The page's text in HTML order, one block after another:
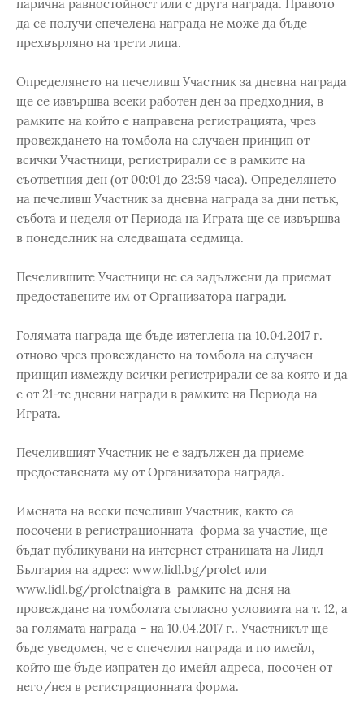
парична равностойност или с друга награда. Правото
да се получи спечелена награда не може да бъде
прехвърляно на трети лица.
Определянето на печеливш Участник за дневна награда
ще се извършва всеки работен ден за предходния, в
рамките на който е направена регистрацията, чрез
провеждането на томбола на случаен принцип от
всички Участници, регистрирали се в рамките на
съответния ден (от 00:01 до 23:59 часа). Определянето
на печеливш Участник за дневна награда за дни петък,
събота и неделя от Периода на Играта ще се извършва
в понеделник на следващата седмица.
Печелившите Участници не са задължени да приемат
предоставените им от Организатора награди.
Голямата награда ще бъде изтеглена на 10.04.2017 г.
отново чрез провеждането на томбола на случаен
принцип измежду всички регистрирали се за която и да
е от 21-те дневни награди в рамките на Периода на
Играта.
Печелившият Участник не е задължен да приеме
предоставената му от Организатора награда.
Имената на всеки печеливш Участник, както са
посочени в регистрационната форма за участие, ще
бъдат публикувани на интернет страницата на Лидл
България на адрес: www.lidl.bg/prolet или
www.lidl.bg/proletnaigra в рамките на деня на
провеждане на томболата съгласно условията на т. 12, а
за голямата награда – на 10.04.2017 г.. Участникът ще
бъде уведомен, че е спечелил награда и по имейл,
който ще бъде изпратен до имейл адреса, посочен от
него/нея в регистрационната форма.